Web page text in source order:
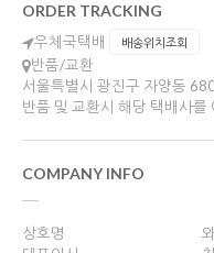
ORDER TRACKING
우체국택배 배송위치조회
반품/교환
서울특별시 광진구 자양동
반품 및 교환시 해당 택배사를
COMPANY INFO
상호명